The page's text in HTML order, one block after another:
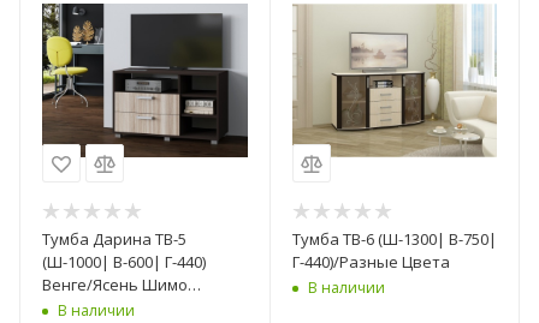
Тумба Дарина ТВ-5
(Ш-1000| В-600| Г-440)
Венге/Ясень Шимо
Светлый
В наличии
Тумба ТВ-6 (Ш-1300| В-750|
Г-440)/Разные Цвета
В наличии